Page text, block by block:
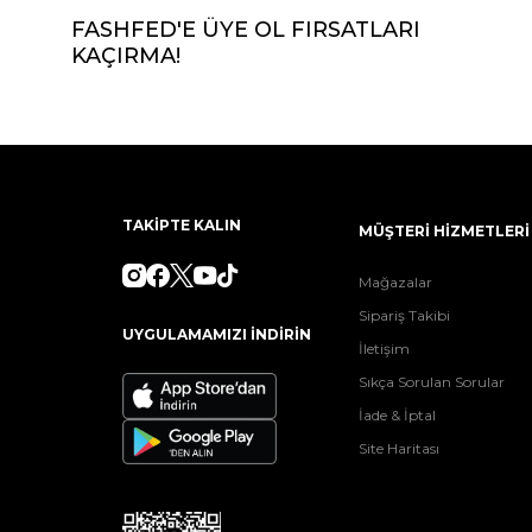
FASHFED'E ÜYE OL FIRSATLARI
KAÇIRMA!
TAKİPTE KALIN
UYGULAMAMIZI İNDİRİN
MÜŞTERİ HİZMETLERİ
Mağazalar
Sipariş Takibi
İletişim
Sıkça Sorulan Sorular
İade & İptal
Site Haritası